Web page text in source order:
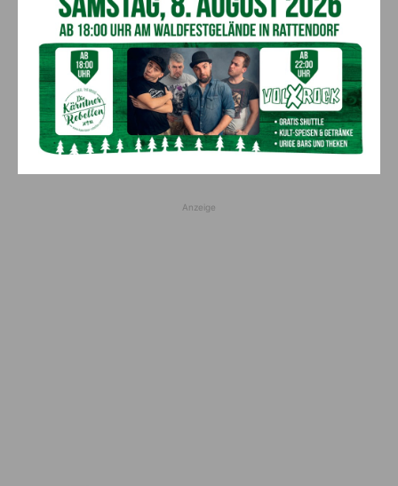
Bargeld im Bankomaten vergessen –
Polizei bittet um Hinweise
Aktuell 7. August 2026
Lienz: Bub (4) nach Badeunfall
reanimiert – Polizei sucht Zeugen
Aktuell 7. August 2026
Anzeige